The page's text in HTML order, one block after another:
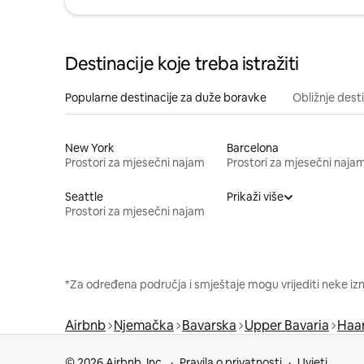
Destinacije koje treba istražiti
Popularne destinacije za duže boravke Obližnje
New York
Prostori za mjesečni najam
Barcelona
Prostori za mjesečni
Seattle
Prostori za mjesečni najam
Prikaži više
*Za određena područja i smještaje mogu vrijediti neke
Airbnb Njemačka Bavarska Upper Bavaria